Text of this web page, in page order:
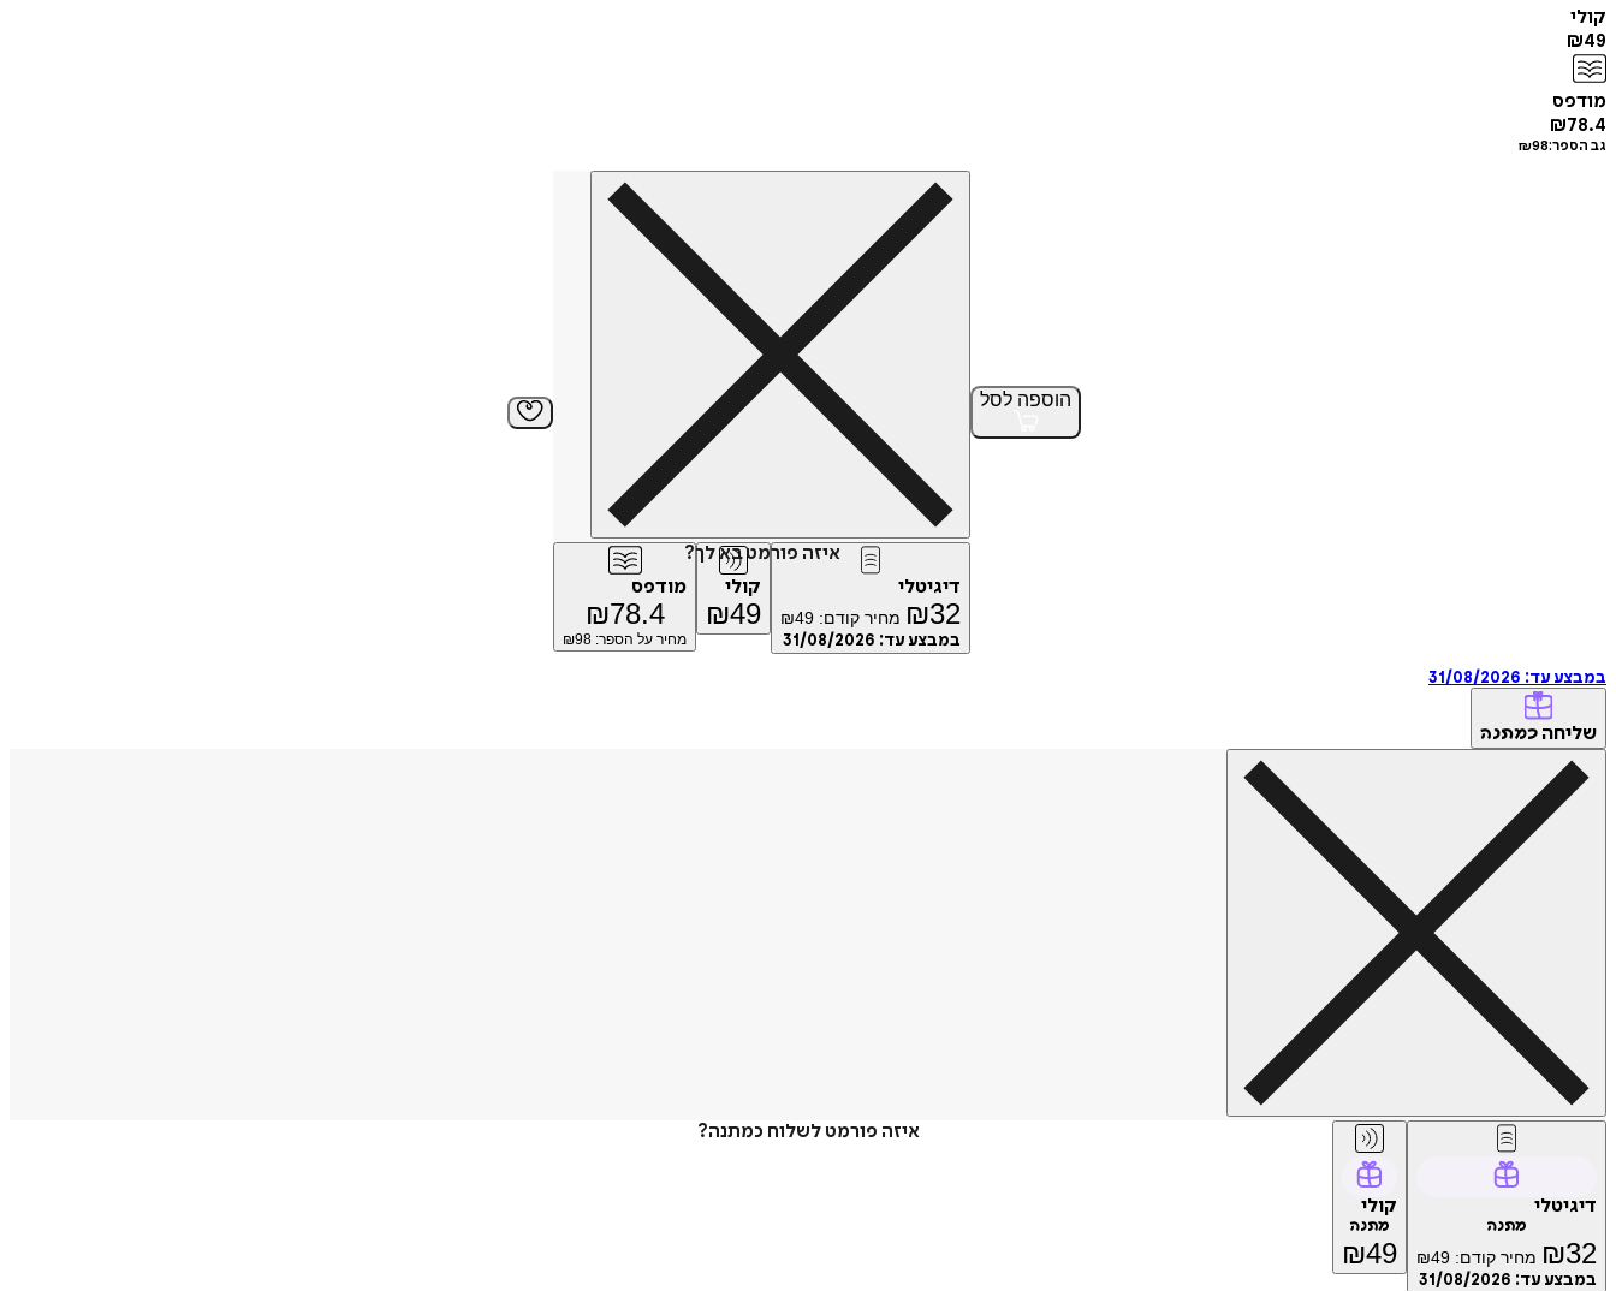
קולי
₪49
מודפס
₪78.4
גב הספר: ₪98
הוספה לסל
איזה פורמט בא לך?
דיגיטלי
₪32 מחיר קודם: ₪49
במבצע עד: 31/08/2026
קולי
₪49
מודפס
₪78.4
מחיר על הספר: ₪ 98
במבצע עד: 31/08/2026
שליחה כמתנה
איזה פורמט לשלוח כמתנה?
דיגיטלי
מתנה
₪32 מחיר קודם: ₪49
במבצע עד: 31/08/2026
קולי
מתנה
₪49